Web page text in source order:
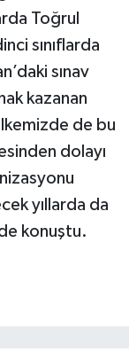
Toğrul
sınıflarda
sınav
kazanan
de bu
dolayı
yıllarda da
konuştu.